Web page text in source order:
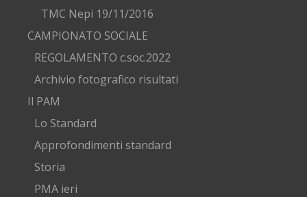
TMC Nepi 19/11/2016
CAMPIONATO SOCIALE
REGOLAMENTO c.soc.2022
Archivio fotografico risultati
Il PAM
Lo Standard
Approfondimenti standard
Storia
PMA ieri